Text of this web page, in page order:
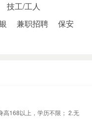
技工/工人
兼职招聘
保安
高168以上，学历不限； 2.无